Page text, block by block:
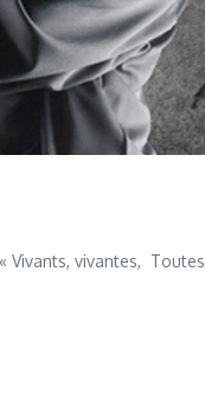
Vivants, vivantes, Toutes